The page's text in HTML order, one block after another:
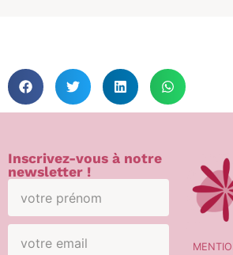
Inscrivez-vous à notre
newsletter !